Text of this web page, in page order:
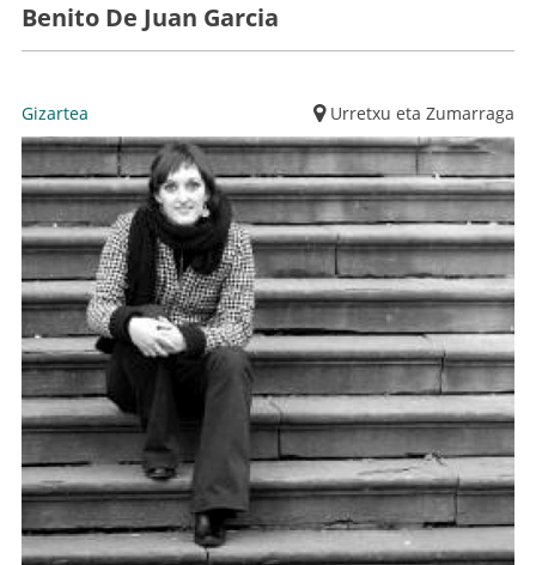
Benito De Juan Garcia
Gizartea Urretxu eta Zumarraga